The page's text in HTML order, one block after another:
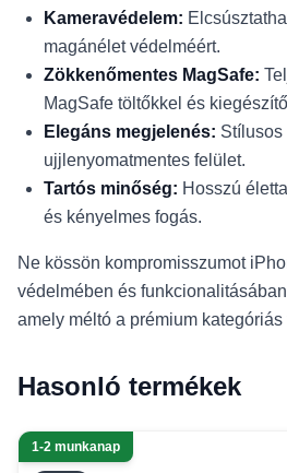
Kameravédelem:
magánélet védelméért.
Zökkenőmentes MagSafe:
MagSafe töltőkkel és
Elegáns megjelenés: Stílusos
ujjlenyomatmentes felület.
Tartós minőség: Hosszú
és kényelmes fogás.
Ne kössön kompromisszumot
védelmében és
amely méltó a prémium
Hasonló termékek
1-2 munkanap